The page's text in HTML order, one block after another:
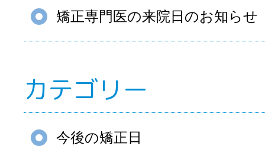
矯正専門医の来院日のお知らせ
カテゴリー
今後の矯正日